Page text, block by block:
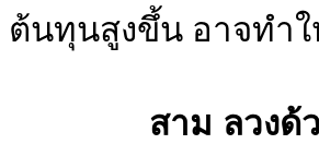
ต้นทุนสูงขึ้น อาจทำ
สาม ลวงด้วยค